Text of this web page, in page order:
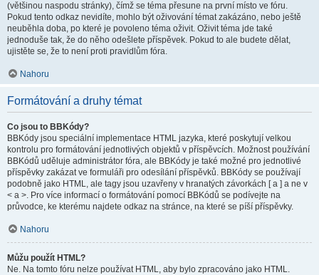
(většinou naspodu stránky), čímž se téma přesune na první místo ve fóru.
Pokud tento odkaz nevidíte, mohlo být oživování témat zakázáno, nebo ještě
neuběhla doba, po které je povoleno téma oživit. Oživit téma jde také
jednoduše tak, že do něho odešlete příspěvek. Pokud to ale budete dělat,
ujistěte se, že to není proti pravidlům fóra.
Nahoru
Formátování a druhy témat
Co jsou to BBKódy?
BBKódy jsou speciální implementace HTML jazyka, které poskytují velkou
kontrolu pro formátování jednotlivých objektů v příspěvcích. Možnost používání
BBKódů uděluje administrátor fóra, ale BBKódy je také možné pro jednotlivé
příspěvky zakázat ve formuláři pro odesílání příspěvků. BBKódy se používají
podobně jako HTML, ale tagy jsou uzavřeny v hranatých závorkách [ a ] a ne v
< a >. Pro více informací o formátování pomocí BBKódů se podívejte na
průvodce, ke kterému najdete odkaz na stránce, na které se píší příspěvky.
Nahoru
Můžu použít HTML?
Ne. Na tomto fóru nelze používat HTML, aby bylo zpracováno jako HTML.